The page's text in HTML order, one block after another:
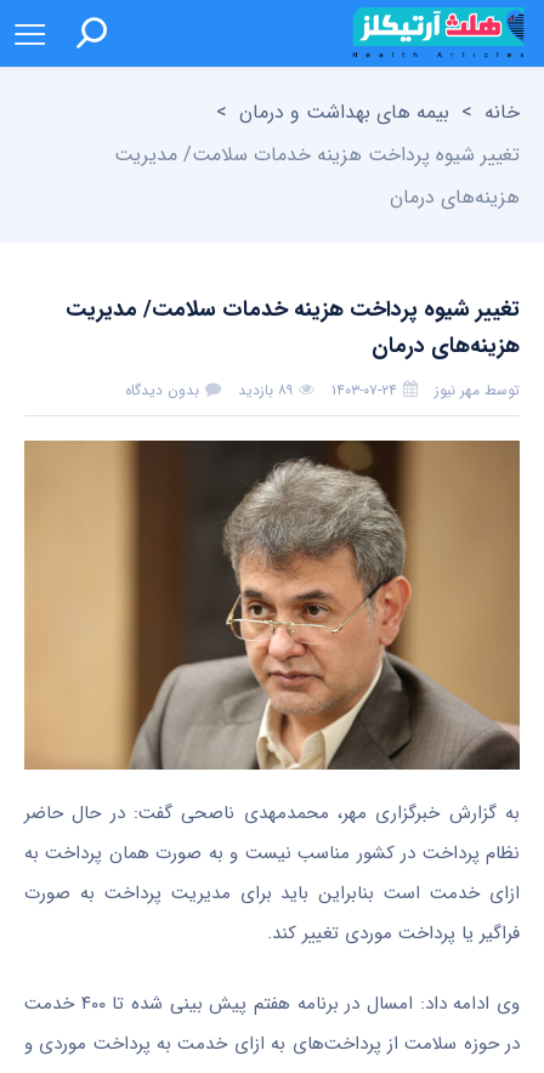
خانه > بیمه های بهداشت و درمان >
تغییر شیوه پرداخت هزینه خدمات سلامت/ مدیریت
هزینه‌های درمان
تغییر شیوه پرداخت هزینه خدمات سلامت/ مدیریت
هزینه‌های درمان
توسط مهر نیوز ۱۴۰۳-۰۷-۲۴ ۸۹ بازدید بدون دیدگاه
به گزارش خبرگزاری مهر، محمدمهدی ناصحی گفت: در حال حاضر
نظام پرداخت در کشور مناسب نیست و به صورت همان پرداخت به
ازای خدمت است بنابراین باید برای مدیریت پرداخت به صورت
فراگیر یا پرداخت موردی تغییر کند.
وی ادامه داد: امسال در برنامه هفتم پیش بینی شده تا ۴۰۰ خدمت
در حوزه سلامت از پرداخت‌های به ازای خدمت به پرداخت موردی و